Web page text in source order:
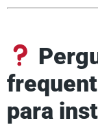
para